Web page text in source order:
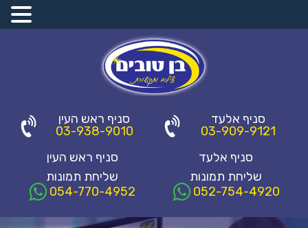
סניף אלעד
03-909-9121
סניף ראש העין
03-938-9010
סניף אלעד
שליחת תמונות
052-754-4920
סניף ראש העין
שליחת תמונות
054-770-4952